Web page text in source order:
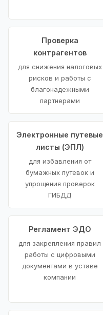
Проверка
контрагентов
для снижения налоговых
рисков и работы с
благонадежными
партнерами
Электронные путевые
листы (ЭПЛ)
для избавления от
бумажных путевок и
упрощения проверок
ГИБДД
Регламент ЭДО
для закрепления правил
работы с цифровыми
документами в уставе
компании